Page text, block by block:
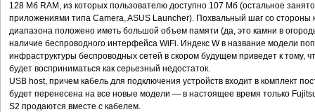
128 Мб RAM, из которых пользователю доступно 107 Мб (остальное
приложениями типа Camera, ASUS Launcher). Похвальный шаг со
диапазона положено иметь большой объем памяти (да, это камни в
наличие беспроводного интерфейса WiFi. Индекс W в название модели
инфраструктуры беспроводных сетей в скором будущем приведет к тому,
будет восприниматься как серьезный недостаток.
USB host, причем кабель для подключения устройств входит в комплект
будет перенесена на все новые модели — в настоящее время только
S2 продаются вместе с кабелем.